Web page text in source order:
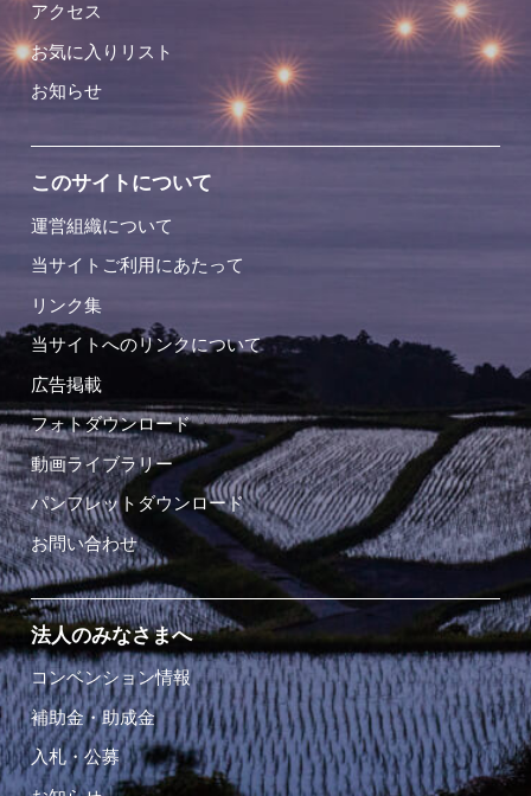
アクセス
お気に入りリスト
お知らせ
このサイトについて
運営組織について
当サイトご利用にあたって
リンク集
当サイトへのリンクについて
広告掲載
フォトダウンロード
動画ライブラリー
パンフレットダウンロード
お問い合わせ
法人のみなさまへ
コンベンション情報
補助金・助成金
入札・公募